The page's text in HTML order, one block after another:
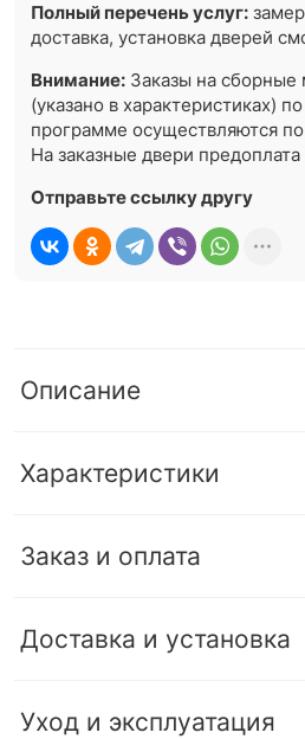
Полный перечень услуг:
доставка, установка дверей
Внимание: Заказы на сборные
(указано в характеристиках)
программе осуществляются
На заказные двери предоплата
Отправьте ссылку другу
Описание
Характеристики
Заказ и оплата
Доставка и установка
Уход и эксплуатация